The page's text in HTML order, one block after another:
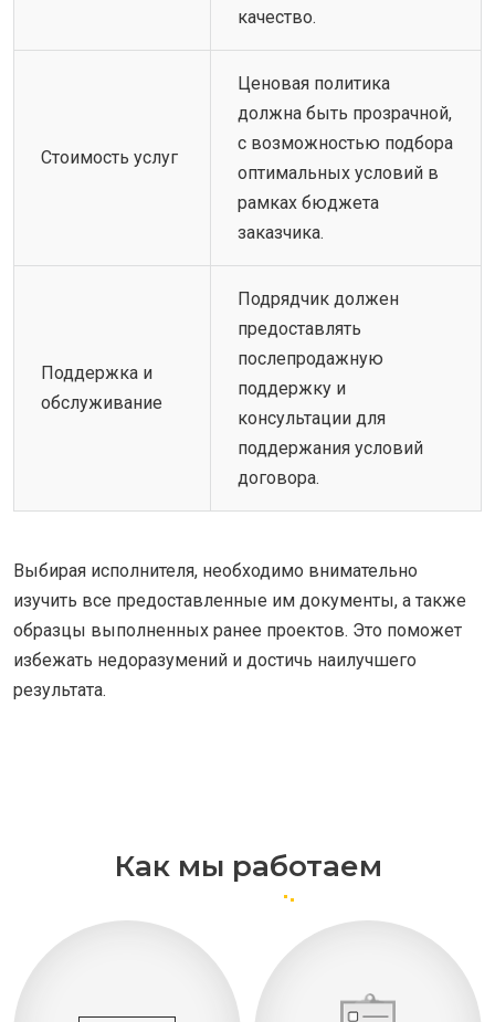
качество.
Стоимость услуг
Ценовая политика
должна быть прозрачной,
с возможностью подбора
оптимальных условий в
рамках бюджета
заказчика.
Поддержка и
обслуживание
Подрядчик должен
предоставлять
послепродажную
поддержку и
консультации для
поддержания условий
договора.
Выбирая исполнителя, необходимо внимательно
изучить все предоставленные им документы, а также
образцы выполненных ранее проектов. Это поможет
избежать недоразумений и достичь наилучшего
результата.
Как мы работаем